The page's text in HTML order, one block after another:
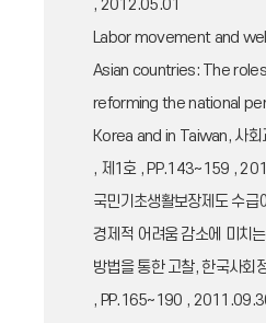
, 2012.05.01
Labor movement and
Asian countries: The
reforming the national
Korea and in Taiwan, 사회
, 제1호 , PP.143~159 ,
국민기초생활보장제도 수급
경제적 어려움 감소에 미치
방법을 통한 고찰, 한국사회
, PP.165~190 ,